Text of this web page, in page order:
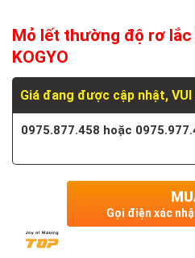
Mỏ lết thường độ rơ lắc
KOGYO
Giá đang được cập nhật, VUI
0975.877.458 hoặc
Gọi điện xác